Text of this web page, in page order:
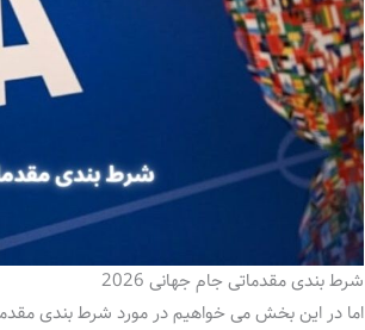
شرط بندی مقدماتی جام جهانی 2026